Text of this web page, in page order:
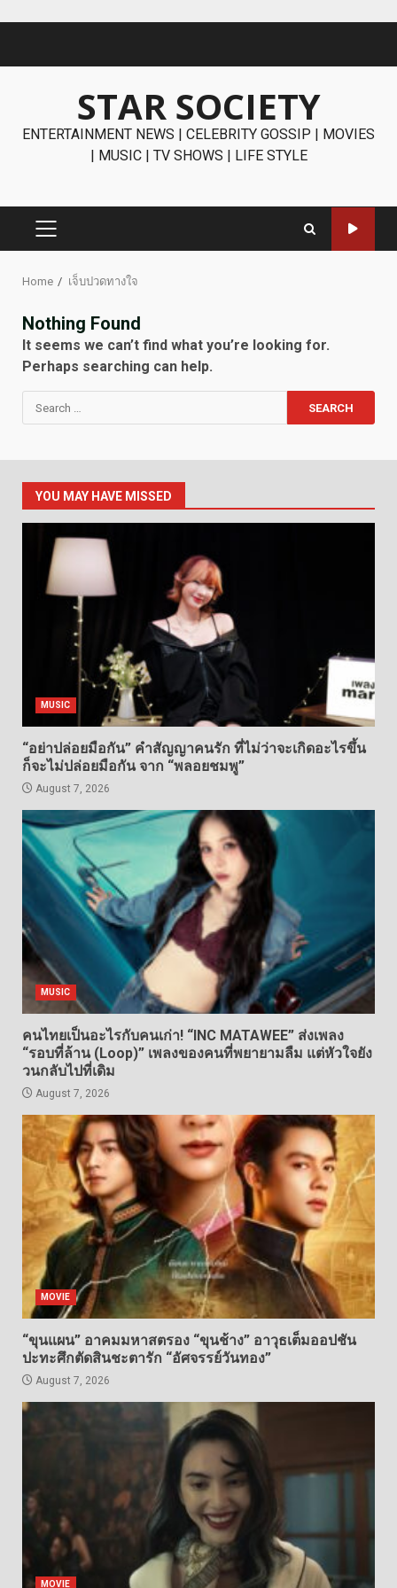
STAR SOCIETY
ENTERTAINMENT NEWS | CELEBRITY GOSSIP | MOVIES
| MUSIC | TV SHOWS | LIFE STYLE
PRIMARY
Home เจ็บปวดทางใจ
Nothing Found
It seems we can’t find what you’re looking for.
Perhaps searching can help.
Search
for:
YOU MAY HAVE MISSED
MUSIC
“อย่าปล่อยมือกัน” คำสัญญาคนรัก ที่ไม่ว่าจะเกิดอะไรขึ้น
ก็จะไม่ปล่อยมือกัน จาก “พลอยชมพู”
August 7, 2026
MUSIC
คนไทยเป็นอะไรกับคนเก่า! “INC MATAWEE” ส่งเพลง
“รอบที่ล้าน (Loop)” เพลงของคนที่พยายามลืม แต่หัวใจยัง
วนกลับไปที่เดิม
August 7, 2026
MOVIE
“ขุนแผน” อาคมมหาสตรอง “ขุนช้าง” อาวุธเต็มออปชัน
ปะทะศึกตัดสินชะตารัก “อัศจรรย์วันทอง”
August 7, 2026
MOVIE